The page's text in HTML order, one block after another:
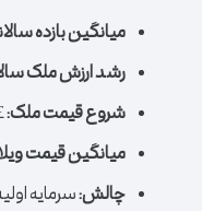
میانگین بازده
رشد ارزش ملک سالانه
شروع قیمت ملک:£215,000
میانگین قیمت
چالش:سرمایه